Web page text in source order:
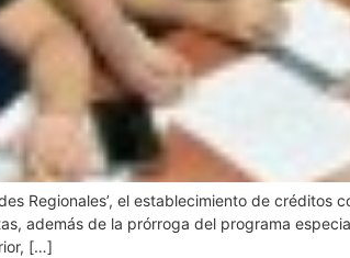
Regionales’, el establecimiento de
además de la prórroga del programa
[…]